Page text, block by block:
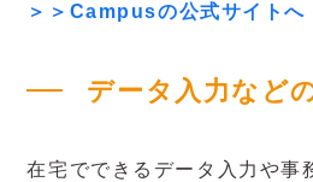
＞＞Campusの公式サイトへ
データ入力など
在宅でできるデータ入力や事